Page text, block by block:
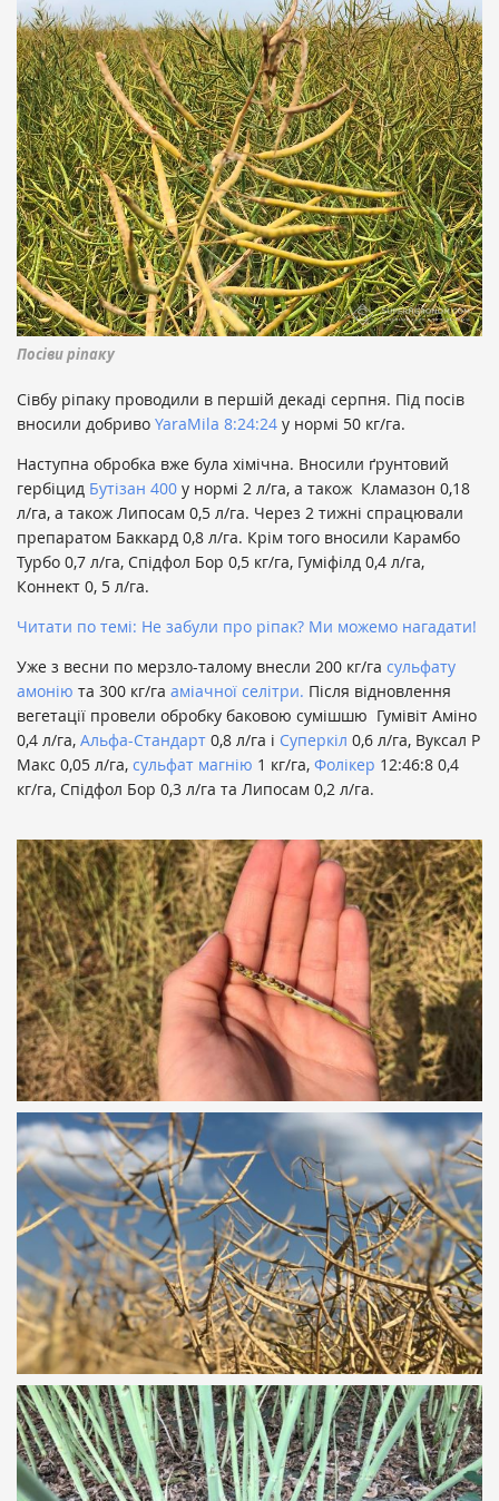
Посіви ріпaку
Сівбу ріпаку проводили в першій декаді серпня. Під посів
вносили добриво YaraMila 8:24:24 у нормі 50 кг/га.
Наступна обробка вже була хімічна. Вносили ґрунтовий
гербіцид Бутізан 400 у нормі 2 л/га, а також Кламазон 0,18
л/га, а також Липосам 0,5 л/га. Через 2 тижні спрацювали
препаратом Баккард 0,8 л/га. Крім того вносили Карамбо
Турбо 0,7 л/га, Спідфол Бор 0,5 кг/га, Гуміфілд 0,4 л/га,
Коннект 0, 5 л/га.
Читaти по темі: Не забули про ріпак? Ми можемо нагадати!
Уже з весни по мерзло-талому внесли 200 кг/га сульфату
амонію та 300 кг/га аміачної селітри. Після відновлення
вегетації провели обробку баковою сумішшю Гумівіт Аміно
0,4 л/га, Альфа-Стандарт 0,8 л/га і Суперкіл 0,6 л/га, Вуксал Р
Макс 0,05 л/га, сульфат магнію 1 кг/га, Фолікер 12:46:8 0,4
кг/га, Спідфол Бор 0,3 л/га та Липосам 0,2 л/га.